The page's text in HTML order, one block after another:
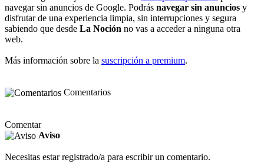
navegar sin anuncios de Google. Podrás navegar sin anuncios y
disfrutar de una experiencia limpia, sin interrupciones y segura
sabiendo que desde La Noción no vas a acceder a ninguna otra
web.
Más información sobre la suscripción a premium.
Comentarios
Comentar
Aviso
Necesitas estar registrado/a para escribir un comentario.